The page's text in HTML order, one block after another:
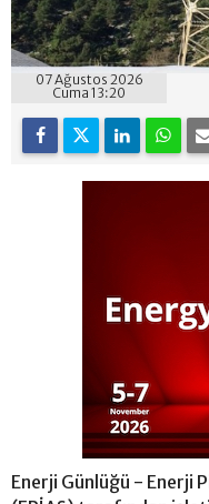
07 Ağustos 2026
Cuma 13:20
Enerji Günlüğü - Enerji